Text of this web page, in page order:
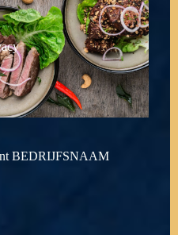
BEDRIJFSNAAM